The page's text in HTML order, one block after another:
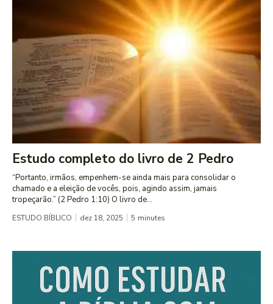
Estudo completo do livro de 2 Pedro
“Portanto, irmãos, empenhem-se ainda mais para consolidar o
chamado e a eleição de vocês, pois, agindo assim, jamais
tropeçarão.” (2 Pedro 1:10) O livro de...
ESTUDO BÍBLICO dez 18, 2025 5 minutes